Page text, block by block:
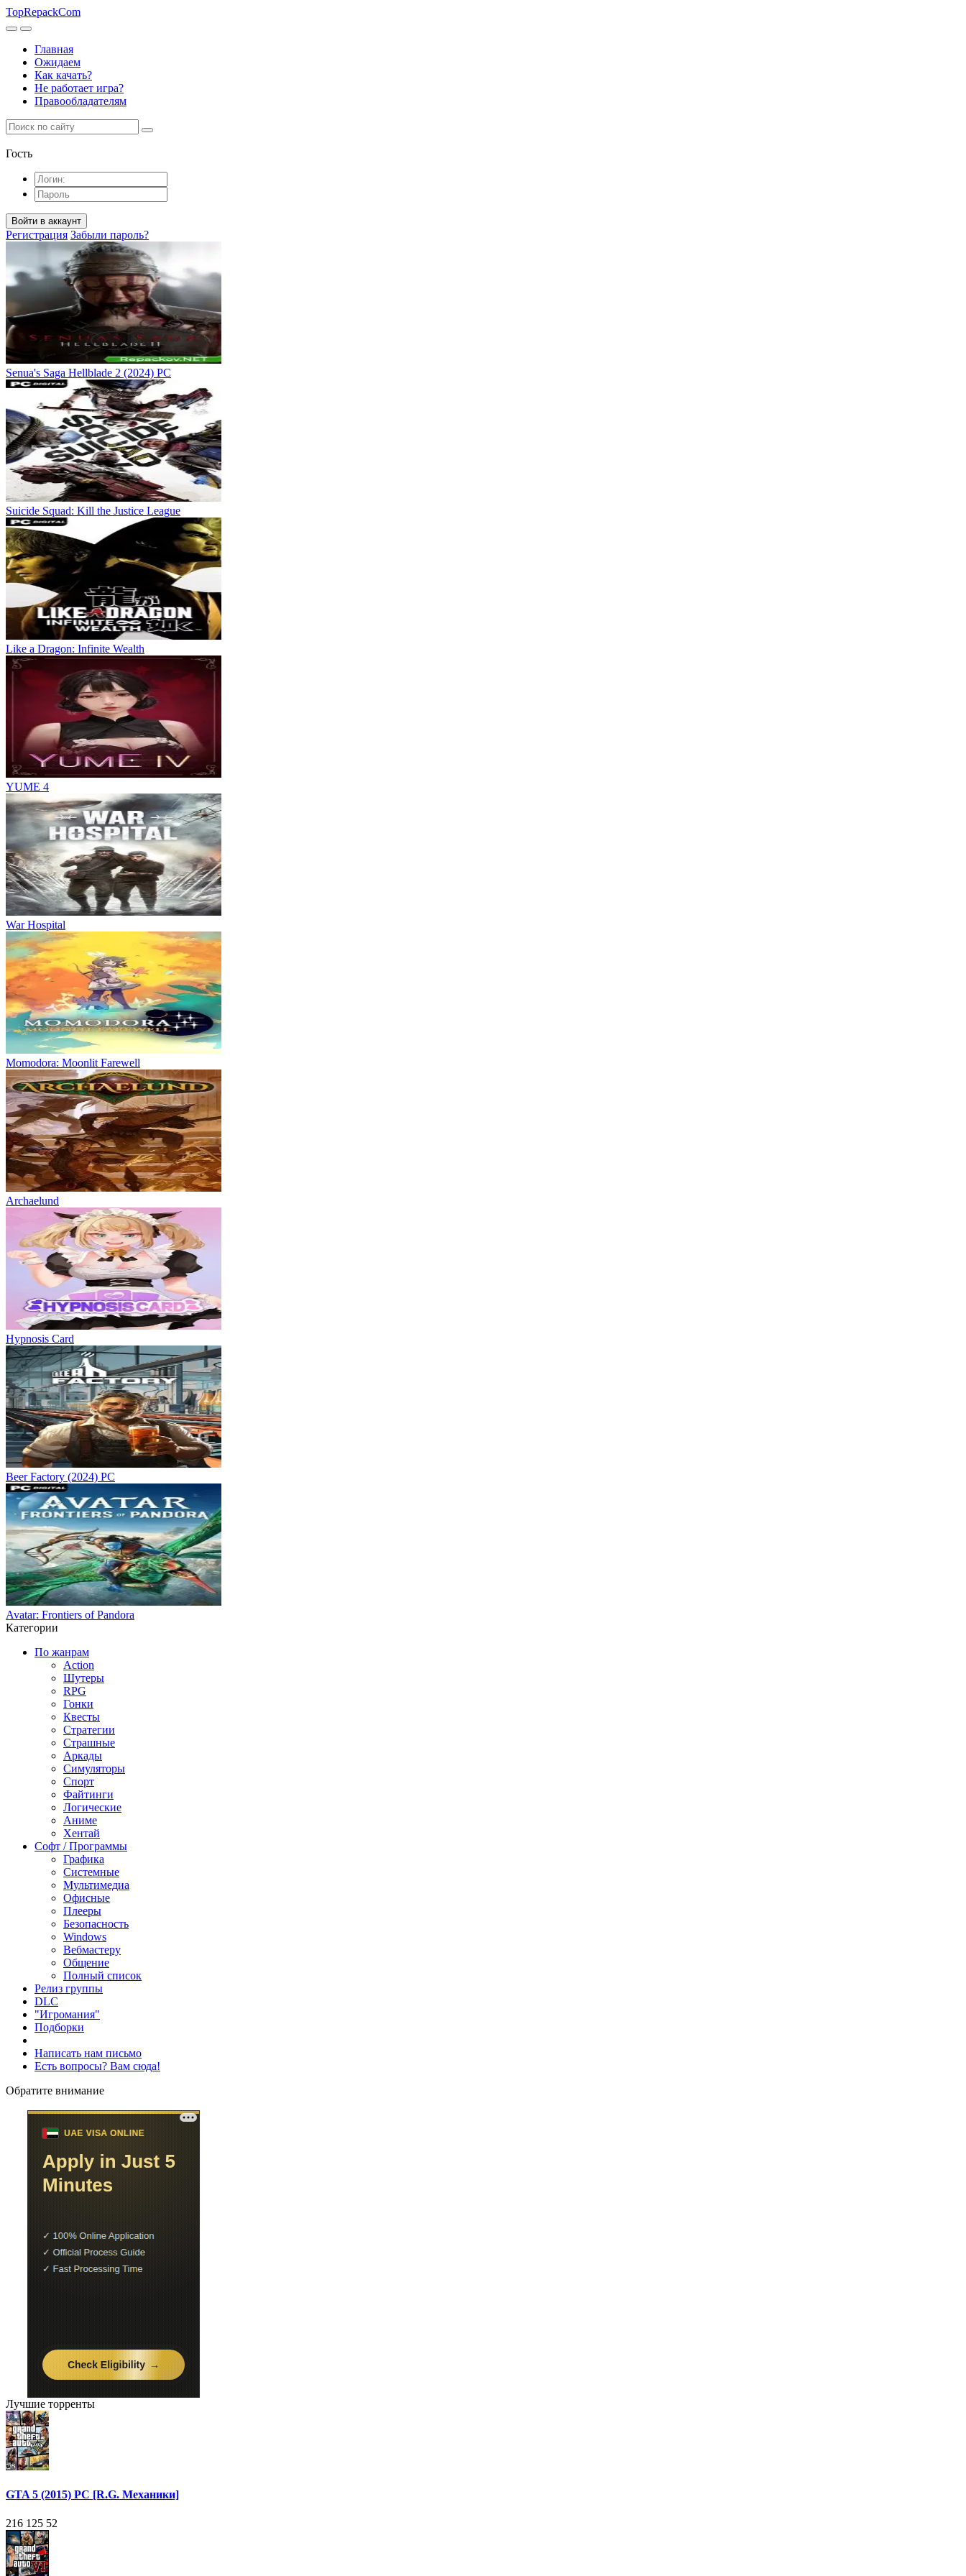
TopRepackCom
Главная
Ожидаем
Как качать?
Не работает игра?
Правообладателям
Гость
Войти в аккаунт
Регистрация Забыли пароль?
Senua's Saga Hellblade 2 (2024) PC
Suicide Squad: Kill the Justice League
Like a Dragon: Infinite Wealth
YUME 4
War Hospital
Momodora: Moonlit Farewell
Archaelund
Hypnosis Card
Beer Factory (2024) PC
Avatar: Frontiers of Pandora
Категории
По жанрам
Action
Шутеры
RPG
Гонки
Квесты
Стратегии
Страшные
Аркады
Симуляторы
Спорт
Файтинги
Логические
Аниме
Хентай
Софт / Программы
Графика
Системные
Мультимедиа
Офисные
Плееры
Безопасность
Windows
Вебмастеру
Общение
Полный список
Релиз группы
DLC
"Игромания"
Подборки
Написать нам письмо
Есть вопросы? Вам сюда!
Обратите внимание
Лучшие торренты
GTA 5 (2015) PC [R.G. Механики]
216 125 52